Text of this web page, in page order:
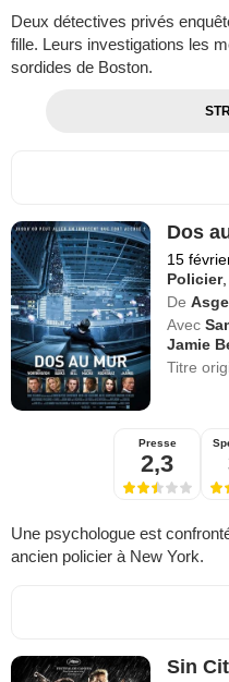
Deux détectives privés
fille. Leurs investigations les
sordides de Boston.
Dos
15
Policier
De
Avec
Jamie
Titre
Presse
2,3
Une psychologue est
ancien policier à New York.
Sin